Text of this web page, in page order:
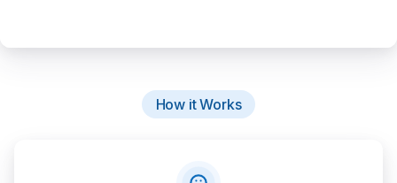
How it Works